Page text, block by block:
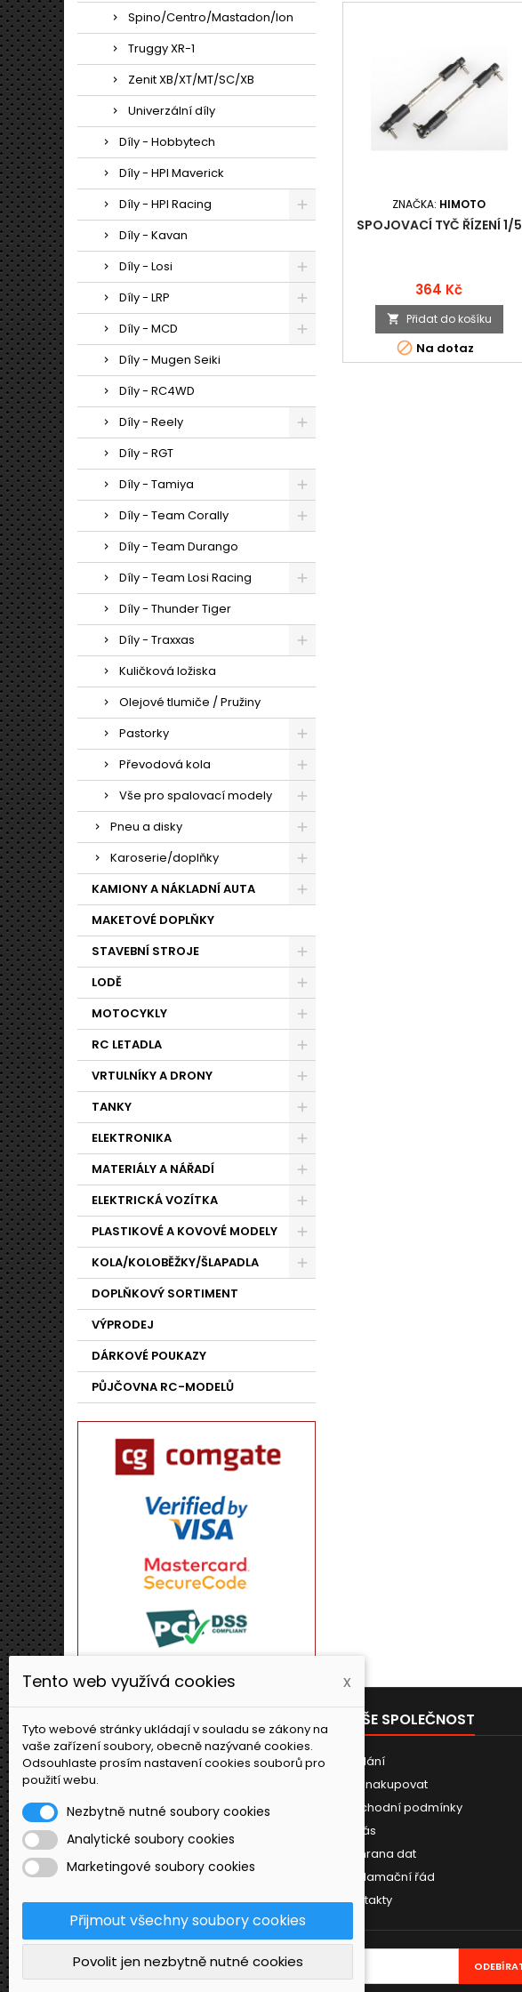
Spino/Centro/Mastadon/Ion
Truggy XR-1
Zenit XB/XT/MT/SC/XB
Univerzální díly
Díly - Hobbytech
Díly - HPI Maverick
Díly - HPI Racing
Díly - Kavan
Díly - Losi
Díly - LRP
Díly - MCD
Díly - Mugen Seiki
Díly - RC4WD
Díly - Reely
Díly - RGT
Díly - Tamiya
Díly - Team Corally
Díly - Team Durango
Díly - Team Losi Racing
Díly - Thunder Tiger
Díly - Traxxas
Kuličková ložiska
Olejové tlumiče / Pružiny
Pastorky
Převodová kola
Vše pro spalovací modely
Pneu a disky
Karoserie/doplňky
KAMIONY A NÁKLADNÍ AUTA
MAKETOVÉ DOPLŇKY
STAVEBNÍ STROJE
LODĚ
MOTOCYKLY
RC LETADLA
VRTULNÍKY A DRONY
TANKY
ELEKTRONIKA
MATERIÁLY A NÁŘADÍ
ELEKTRICKÁ VOZÍTKA
PLASTIKOVÉ A KOVOVÉ MODELY
KOLA/KOLOBĚŽKY/ŠLAPADLA
DOPLŇKOVÝ SORTIMENT
VÝPRODEJ
DÁRKOVÉ POUKAZY
PŮJČOVNA RC-MODELŮ
ZNAČKA: HIMOTO
SPOJOVACÍ TYČ ŘÍZENÍ 1/5
Cena
364 Kč
 Přidat do košíku
 Na dotaz
PRODUKTY
Novinky
NAŠE SPOLEČNOST
Dodání
Jak nakupovat
Obchodní podmínky
O nás
Ochrana dat
Reklamační řád
Kontakty
ODBĚR NOVINEK
Tento web využívá cookies x
Tyto webové stránky ukládají v souladu se zákony na
vaše zařízení soubory, obecně nazývané cookies.
Odsouhlaste prosím nastavení cookies souborů pro
použití webu.
Nezbytně nutné soubory cookies
Analytické soubory cookies
Marketingové soubory cookies
Přijmout všechny soubory cookies
Povolit jen nezbytně nutné cookies